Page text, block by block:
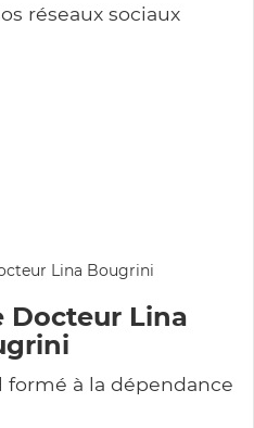
réseaux sociaux
Docteur Lina
à la dépendance